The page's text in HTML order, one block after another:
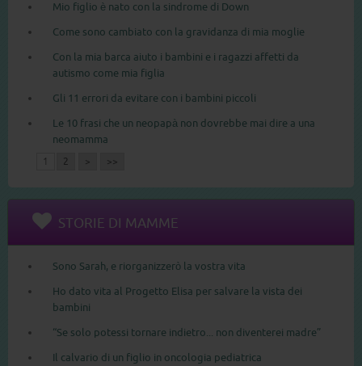
Mio figlio è nato con la sindrome di Down
Come sono cambiato con la gravidanza di mia moglie
Con la mia barca aiuto i bambini e i ragazzi affetti da
autismo come mia figlia
Gli 11 errori da evitare con i bambini piccoli
Le 10 frasi che un neopapà non dovrebbe mai dire a una
neomamma
1 2 > >>
STORIE DI MAMME
Sono Sarah, e riorganizzerò la vostra vita
Ho dato vita al Progetto Elisa per salvare la vista dei
bambini
“Se solo potessi tornare indietro... non diventerei madre”
Il calvario di un figlio in oncologia pediatrica